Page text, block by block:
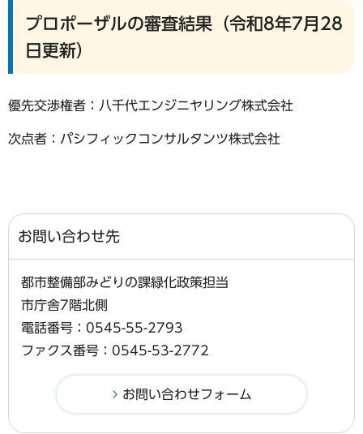
プロポーザルの審査結果（令和8年7月28
日更新）
優先交渉権者：八千代エンジニヤリング株式会社
次点者：パシフィックコンサルタンツ株式会社
お問い合わせ先
都市整備部みどりの課緑化政策担当
市庁舎7階北側
電話番号：0545-55-2793
ファクス番号：0545-53-2772